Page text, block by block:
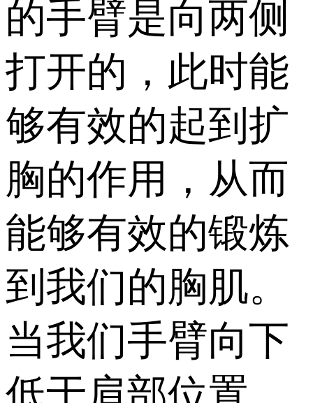
的手臂是向两侧
打开的，此时能
够有效的起到扩
胸的作用，从而
能够有效的锻炼
到我们的胸肌。
当我们手臂向下